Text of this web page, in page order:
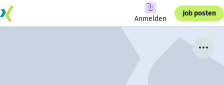
Anmelden
Job posten